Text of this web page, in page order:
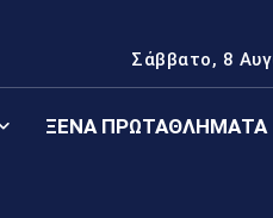
Σάββατο, 8
ΞΈΝΑ ΠΡΩΤΑΘΛΉΜΑΤΑ